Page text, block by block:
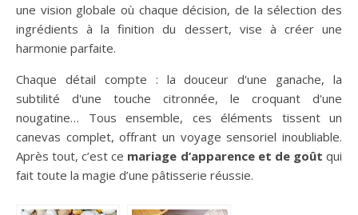
une vision globale où chaque décision, de la sélection des
ingrédients à la finition du dessert, vise à créer une
harmonie parfaite.
Chaque détail compte : la douceur d'une ganache, la
subtilité d'une touche citronnée, le croquant d'une
nougatine… Tous ensemble, ces éléments tissent un
canevas complet, offrant un voyage sensoriel inoubliable.
Après tout, c’est ce mariage d’apparence et de goût qui
fait toute la magie d’une pâtisserie réussie.